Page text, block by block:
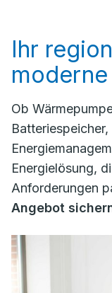
Ihr
Ob
Energielösung,
Anforderungen
Angebot